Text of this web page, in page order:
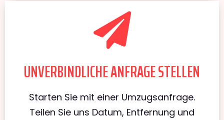
UNVERBINDLICHE ANFRAGE STELLEN
Starten Sie mit einer Umzugsanfrage.
Teilen Sie uns Datum, Entfernung und